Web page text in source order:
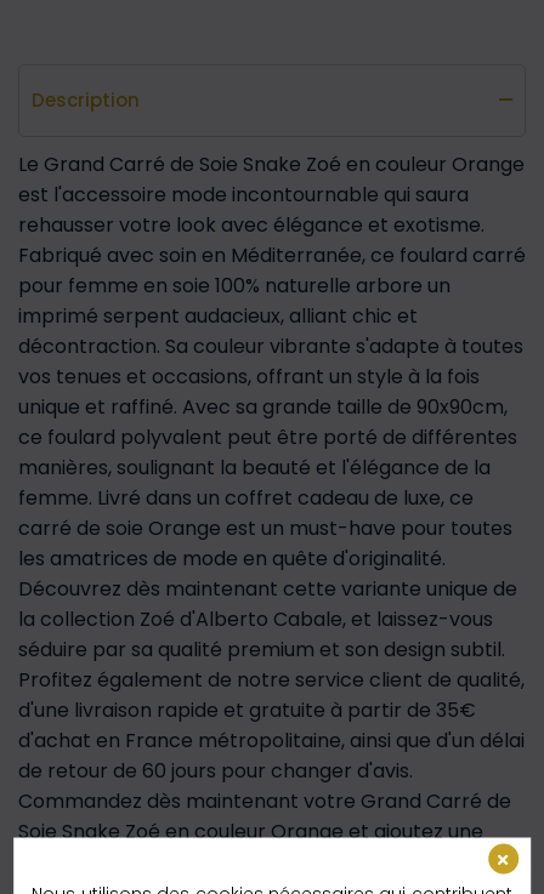
Description
Le Grand Carré de Soie Snake Zoé en couleur Orange
est l'accessoire mode incontournable qui saura
rehausser votre look avec élégance et exotisme.
Fabriqué avec soin en Méditerranée, ce foulard carré
pour femme en soie 100% naturelle arbore un
imprimé serpent audacieux, alliant chic et
décontraction. Sa couleur vibrante s'adapte à toutes
vos tenues et occasions, offrant un style à la fois
unique et raffiné. Avec sa grande taille de 90x90cm,
ce foulard polyvalent peut être porté de différentes
manières, soulignant la beauté et l'élégance de la
femme. Livré dans un coffret cadeau de luxe, ce
carré de soie Orange est un must-have pour toutes
les amatrices de mode en quête d'originalité.
Découvrez dès maintenant cette variante unique de
la collection Zoé d'Alberto Cabale, et laissez-vous
séduire par sa qualité premium et son design subtil.
Profitez également de notre service client de qualité,
d'une livraison rapide et gratuite à partir de 35€
d'achat en France métropolitaine, ainsi que d'un délai
de retour de 60 jours pour changer d'avis.
Commandez dès maintenant votre Grand Carré de
Soie Snake Zoé en couleur Orange et ajoutez une